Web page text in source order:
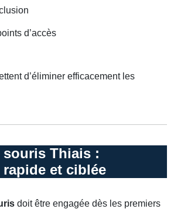
d’accès
d’éliminer efficacement les
Thiais :
et ciblée
doit être engagée dès les premiers